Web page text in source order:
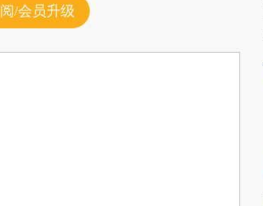
/会员升级